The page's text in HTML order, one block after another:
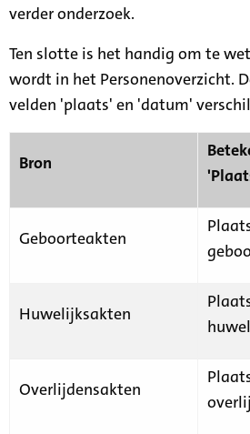
verder onderzoek.
Ten slotte is het handig om te
wordt in het Personenoverzicht.
velden 'plaats' en 'datum'
Bron
Geboorteakten
Huwelijksakten
Overlijdensakten